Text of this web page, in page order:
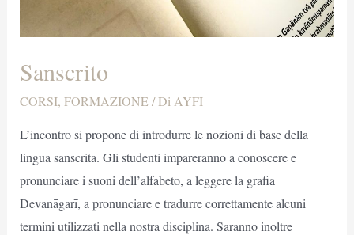
Sanscrito
CORSI, FORMAZIONE/ Di AYFI
L’incontro si propone di introdurre le nozioni di base della
lingua sanscrita. Gli studenti impareranno a conoscere e
pronunciare i suoni dell’alfabeto, a leggere la grafia
Devanāgarī, a pronunciare e tradurre correttamente alcuni
termini utilizzati nella nostra disciplina. Saranno inoltre